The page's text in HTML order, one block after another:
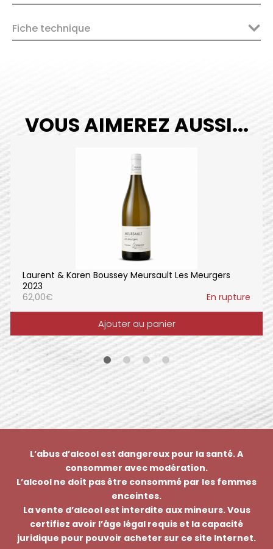
Toisières
quantity
Fiche technique
VOUS AIMEREZ AUSSI...
Laurent & Karen Boussey Meursault Les Meurgers
2023
62,00€ En rupture
Ajouter au panier
L’abus d’alcool est dangereux pour la santé. A
consommer avec modération.
L’alcool ne doit pas être consommé par les femmes
enceintes.
La vente d’alcool est interdite aux mineurs. Vous
certifiez avoir l’âge légal requis et la capacité
juridique pour pouvoir acheter sur ce site Internet.